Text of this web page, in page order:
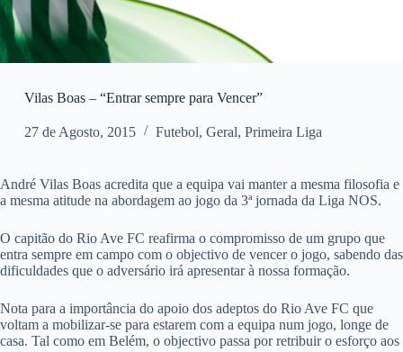
Vilas Boas – “Entrar sempre para Vencer”
27 de Agosto, 2015 Futebol, Geral, Primeira Liga
André Vilas Boas acredita que a equipa vai manter a mesma filosofia e
a mesma atitude na abordagem ao jogo da 3ª jornada da Liga NOS.
O capitão do Rio Ave FC reafirma o compromisso de um grupo que
entra sempre em campo com o objectivo de vencer o jogo, sabendo das
dificuldades que o adversário irá apresentar à nossa formação.
Nota para a importância do apoio dos adeptos do Rio Ave FC que
voltam a mobilizar-se para estarem com a equipa num jogo, longe de
casa. Tal como em Belém, o objectivo passa por retribuir o esforço aos